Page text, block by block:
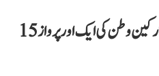
امریکہ سے غیر قانونی ہندوستانی تارکین وطن کی ایک اور پرواز 15